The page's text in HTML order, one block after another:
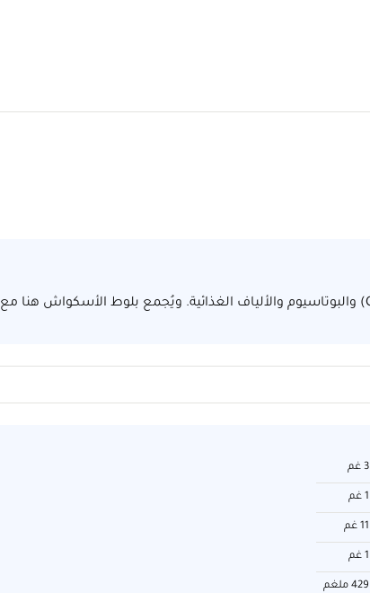
يُعد بلوط الأسكواش مصدراً جيداً لفيتاميني أي (A) وسي (C) والبوتاسيوم والألياف الغذائية. ويُجمع بلوط الأسكواش هنا مع
3 غم
1 غم
11 غم
1 غم
429 ملغم